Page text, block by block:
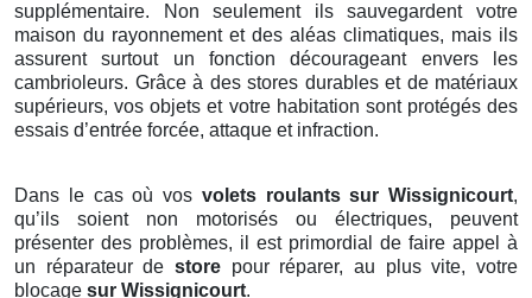
supplémentaire. Non seulement ils sauvegardent votre
maison du rayonnement et des aléas climatiques, mais ils
assurent surtout un fonction décourageant envers les
cambrioleurs. Grâce à des stores durables et de matériaux
supérieurs, vos objets et votre habitation sont protégés des
essais d’entrée forcée, attaque et infraction.
Dans le cas où vos volets roulants sur Wissignicourt,
qu’ils soient non motorisés ou électriques, peuvent
présenter des problèmes, il est primordial de faire appel à
un réparateur de store pour réparer, au plus vite, votre
blocage sur Wissignicourt.